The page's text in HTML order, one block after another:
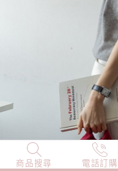
商品搜尋 電話訂購
NEW 店長精選